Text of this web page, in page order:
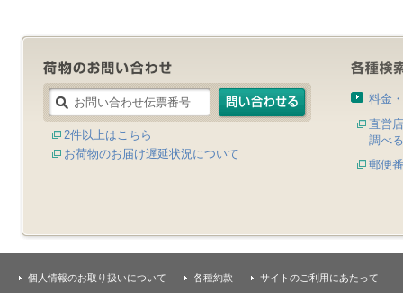
2件以上はこちら
お荷物のお届け遅延状況について
料金
直営
調べる
郵便
個人情報のお取り扱いについて 各種約款 サイトのご利用にあたって